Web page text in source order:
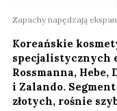
Zapachy napędzają
Koreańskie
specjalistycznych
Rossmanna,
i Zalando.
złotych, rośnie